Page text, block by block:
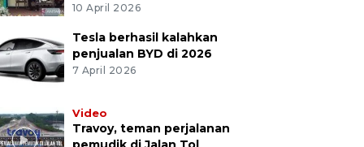
10 April 2026
Tesla berhasil kalahkan
penjualan BYD di 2026
7 April 2026
Video
Travoy, teman perjalanan